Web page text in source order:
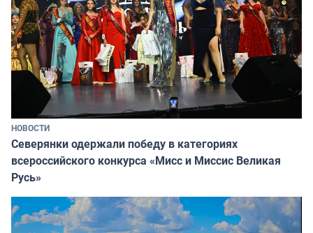
НОВОСТИ
Северянки одержали победу в категориях
всероссийского конкурса «Мисс и Миссис Великая
Русь»